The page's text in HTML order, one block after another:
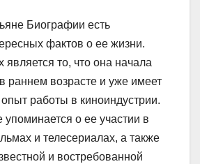
Биографии есть
фактов о ее жизни.
то, что она начала
раннем возрасте и уже имеет
работы в киноиндустрии.
упоминается о ее участии в
и телесериалах, а также
и востребованной